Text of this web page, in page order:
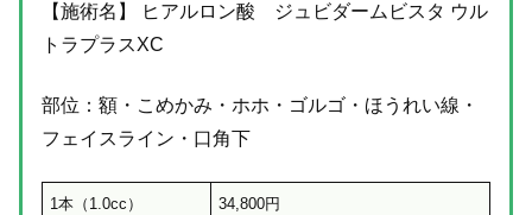
【施術名】 ヒアルロン酸 ジュビダームビスタ ウル
トラプラスXC
部位：額・こめかみ・ホホ・ゴルゴ・ほうれい線・
フェイスライン・口角下
1本（1.0cc） 34,800円